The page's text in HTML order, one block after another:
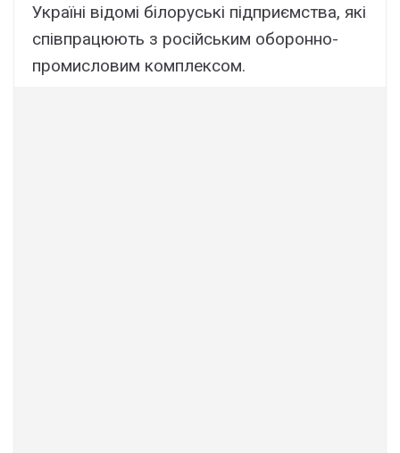
Україні відомі білоруські підприємства, які
співпрацюють з російським оборонно-
промисловим комплексом.